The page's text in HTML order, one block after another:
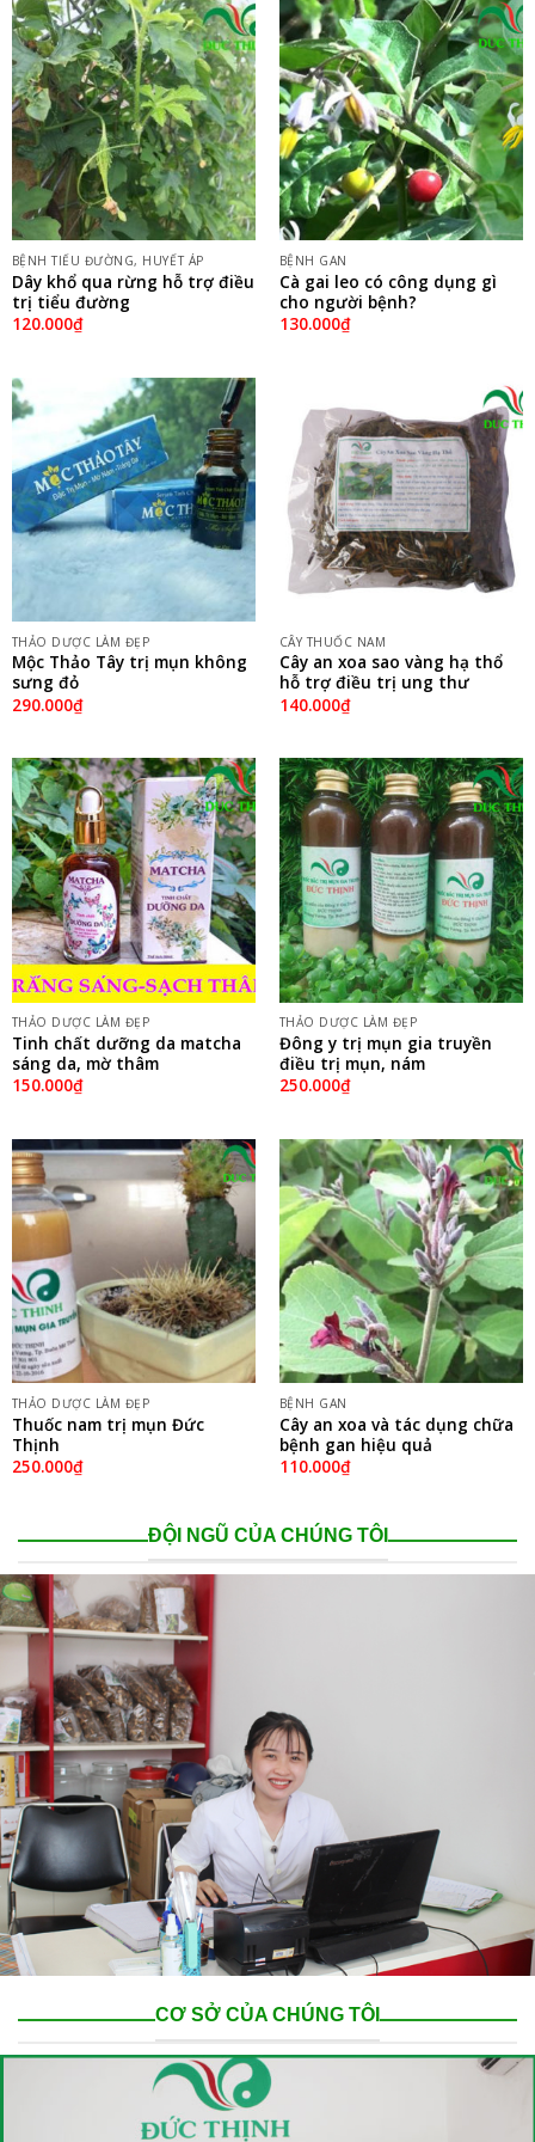
BỆNH TIỂU ĐƯỜNG, HUYẾT ÁP
Dây khổ qua rừng hỗ trợ điều
trị tiểu đường
120.000₫
BỆNH GAN
Cà gai leo có công dụng gì
cho người bệnh?
130.000₫
THẢO DƯỢC LÀM ĐẸP
Mộc Thảo Tây trị mụn không
sưng đỏ
290.000₫
CÂY THUỐC NAM
Cây an xoa sao vàng hạ thổ
hỗ trợ điều trị ung thư
140.000₫
THẢO DƯỢC LÀM ĐẸP
Tinh chất dưỡng da matcha
sáng da, mờ thâm
150.000₫
THẢO DƯỢC LÀM ĐẸP
Đông y trị mụn gia truyền
điều trị mụn, nám
250.000₫
THẢO DƯỢC LÀM ĐẸP
Thuốc nam trị mụn Đức
Thịnh
250.000₫
BỆNH GAN
Cây an xoa và tác dụng chữa
bệnh gan hiệu quả
110.000₫
ĐỘI NGŨ CỦA CHÚNG TÔI
CƠ SỞ CỦA CHÚNG TÔI